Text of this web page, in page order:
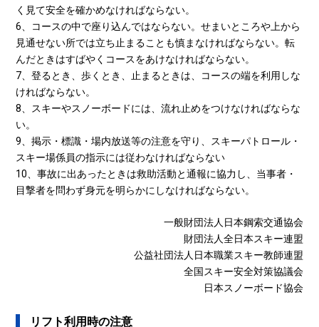
く見て安全を確かめなければならない。
6、コースの中で座り込んではならない。せまいところや上から
見通せない所では立ち止まることも慎まなければならない。転
んだときはすばやくコースをあけなければならない。
7、登るとき、歩くとき、止まるときは、コースの端を利用しな
ければならない。
8、スキーやスノーボードには、流れ止めをつけなければならな
い。
9、掲示・標識・場内放送等の注意を守り、スキーパトロール・
スキー場係員の指示には従わなければならない
10、事故に出あったときは救助活動と通報に協力し、当事者・
目撃者を問わず身元を明らかにしなければならない。
一般財団法人日本鋼索交通協会
財団法人全日本スキー連盟
公益社団法人日本職業スキー教師連盟
全国スキー安全対策協議会
日本スノーボード協会
リフト利用時の注意